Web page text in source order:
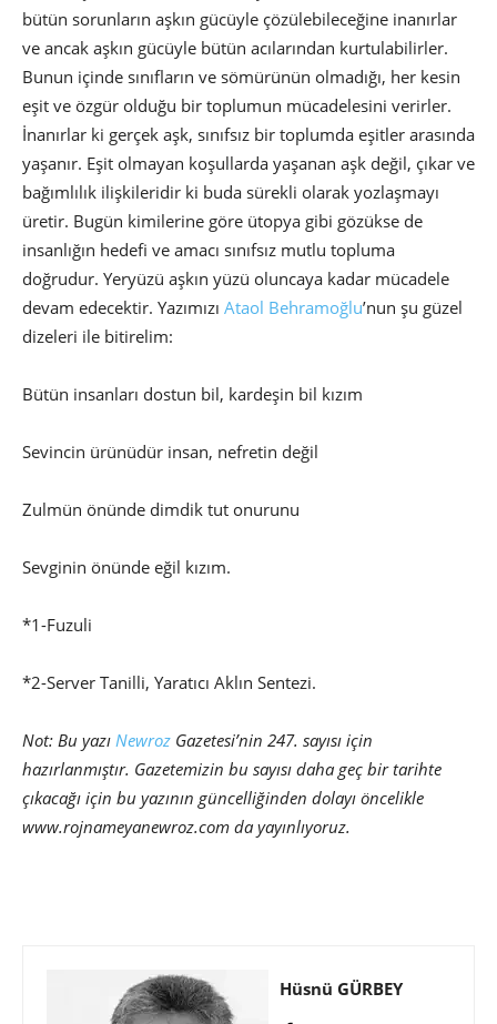
bütün sorunların aşkın gücüyle çözülebileceğine inanırlar
ve ancak aşkın gücüyle bütün acılarından kurtulabilirler.
Bunun içinde sınıfların ve sömürünün olmadığı, her kesin
eşit ve özgür olduğu bir toplumun mücadelesini verirler.
İnanırlar ki gerçek aşk, sınıfsız bir toplumda eşitler arasında
yaşanır. Eşit olmayan koşullarda yaşanan aşk değil, çıkar ve
bağımlılık ilişkileridir ki buda sürekli olarak yozlaşmayı
üretir. Bugün kimilerine göre ütopya gibi gözükse de
insanlığın hedefi ve amacı sınıfsız mutlu topluma
doğrudur. Yeryüzü aşkın yüzü oluncaya kadar mücadele
devam edecektir. Yazımızı Ataol Behramoğlu’nun şu güzel
dizeleri ile bitirelim:
Bütün insanları dostun bil, kardeşin bil kızım
Sevincin ürünüdür insan, nefretin değil
Zulmün önünde dimdik tut onurunu
Sevginin önünde eğil kızım.
*1-Fuzuli
*2-Server Tanilli, Yaratıcı Aklın Sentezi.
Not: Bu yazı Newroz Gazetesi’nin 247. sayısı için
hazırlanmıştır. Gazetemizin bu sayısı daha geç bir tarihte
çıkacağı için bu yazının güncelliğinden dolayı öncelikle
www.rojnameyanewroz.com da yayınlıyoruz.
Hüsnü GÜRBEY